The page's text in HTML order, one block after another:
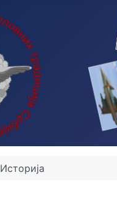
Историја